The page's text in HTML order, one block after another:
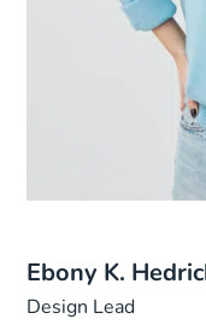
Ebony K.
Design Lead